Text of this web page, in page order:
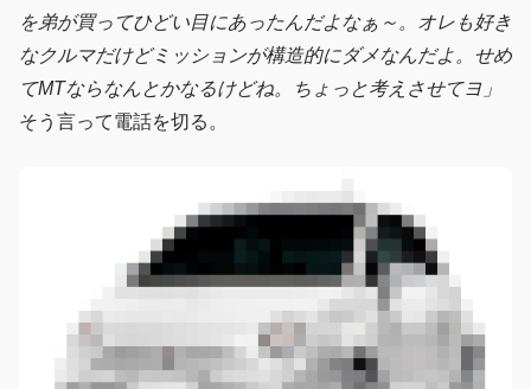
を弟が買ってひどい目にあったんだよなぁ～。オレも好き
なクルマだけどミッションが構造的にダメなんだよ。せめ
てMTならなんとかなるけどね。ちょっと考えさせてヨ」
そう言って電話を切る。